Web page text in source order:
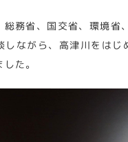
務省、国交省、環境
ながら、高津川をは
た。